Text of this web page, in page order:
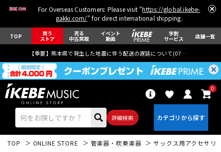
For Overseas Customers: Please visit "https://global.ikebe-
gakki.com/" for direct international shipping.
TOP 買う
ストア
売る
中古買取
イベント
動画
学割
サービス 店舗一覧
【重要】熊本県で発生した地震に伴う配送の遅延について(07月29日
詳細検索
0
TOP ONLINE STORE 管楽器・吹奏楽器 サックス用アクセサリ